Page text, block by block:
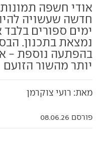
אודי חשפה
ימים ספורים
נמצאת בתכנון.
בהפתעה נוספת -
יותר מהשור הזועם
מאת: רועי צוקרמן
פורסם 08.06.26